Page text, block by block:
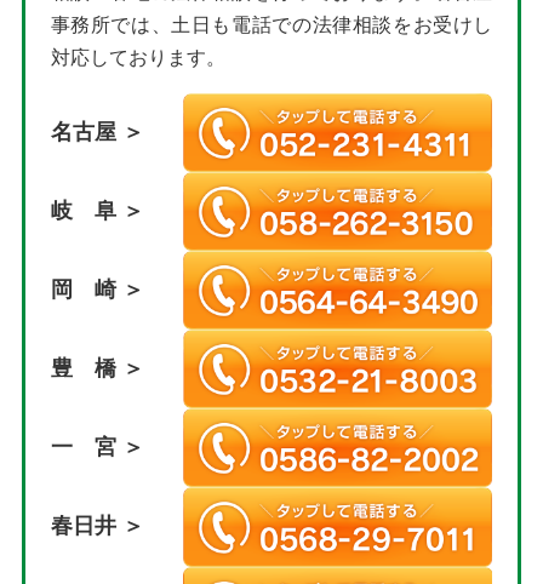
事務所では、土日も電話での法律相談をお受けし
対応しております。
名古屋 ＞
岐 阜 ＞
岡 崎 ＞
豊 橋 ＞
一 宮 ＞
春日井 ＞